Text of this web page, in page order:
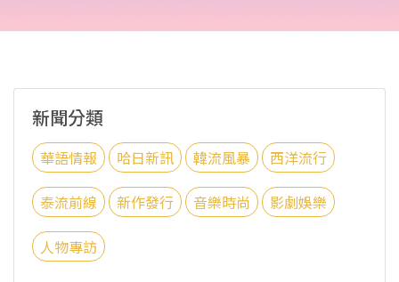
新聞分類
華語情報 哈日新訊 韓流風暴 西洋流行
泰流前線 新作發行 音樂時尚 影劇娛樂
人物專訪